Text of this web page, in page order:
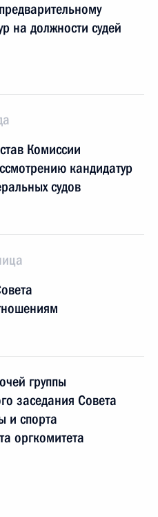
на должности судей
Комиссии
кандидатур
судов
группы
заседания Совета
и спорта
оргкомитета